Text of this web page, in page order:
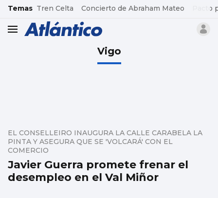
common.go-to-content
Temas Tren Celta Concierto de Abraham Mateo Pacto
header.menu.open
Vigo
Javier Guerra promete frenar el
desempleo en el Val Miñor
EL CONSELLEIRO INAUGURA LA CALLE CARABELA LA
PINTA Y ASEGURA QUE SE 'VOLCARÁ' CON EL
COMERCIO